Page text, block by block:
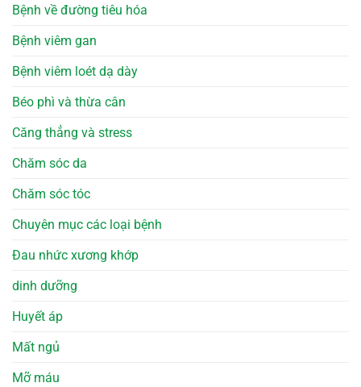
Bệnh về đường tiêu hóa
Bệnh viêm gan
Bệnh viêm loét dạ dày
Béo phì và thừa cân
Căng thẳng và stress
Chăm sóc da
Chăm sóc tóc
Chuyên mục các loại bệnh
Đau nhức xương khớp
dinh dưỡng
Huyết áp
Mất ngủ
Mỡ máu